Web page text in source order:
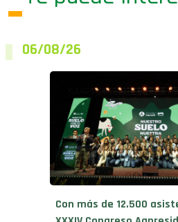
Con más de 12.500
XXXIV Congreso